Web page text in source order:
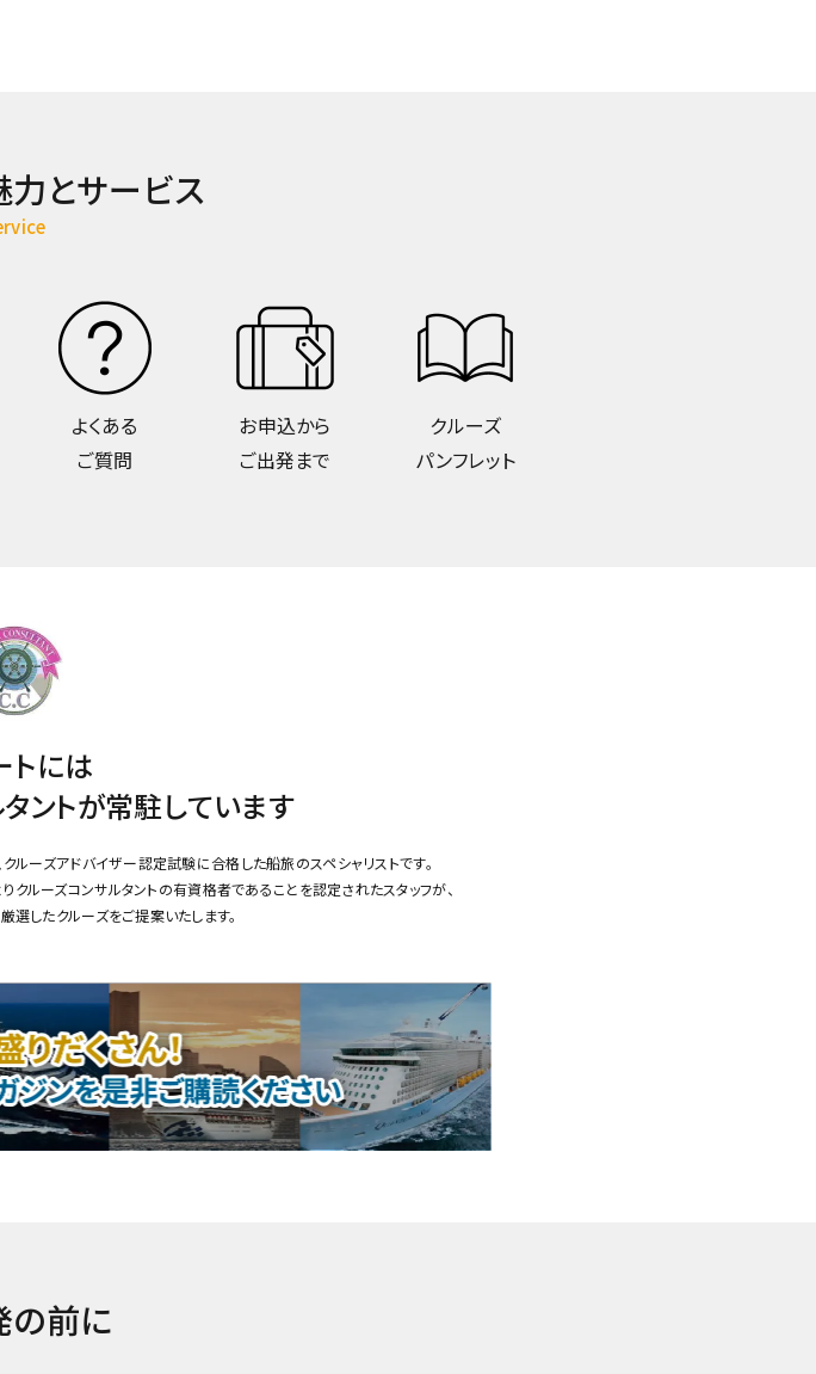
力とサービス
よくある
ご質問
お申込から
ご出発まで
クルーズ
パンフレット
トには
ントが常駐しています
ルーズアドバイザー認定試験に合格した船旅のスペシャリストです。
ルーズコンサルタントの有資格者であることを認定されたスタッフが、
したクルーズをご提案いたします。
の前に